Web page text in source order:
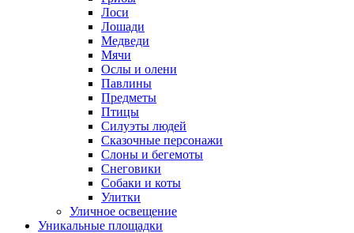
Лоси
Лошади
Медведи
Мячи
Ослы и олени
Павлины
Предметы
Птицы
Силуэты людей
Сказочные персонажи
Слоны и бегемоты
Снеговики
Собаки и коты
Улитки
Уличное освещение
Уникальные площадки